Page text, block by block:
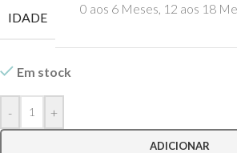
IDADE
0 aos 6 Meses, 12 aos 18
Em stock
- +
ADICIONAR